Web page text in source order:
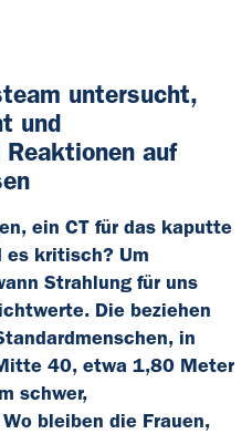
untersucht,
und
auf
ein CT für das kaputte
es kritisch? Um
Strahlung für uns
Die beziehen
in
40, etwa 1,80 Meter
schwer,
bleiben die Frauen,